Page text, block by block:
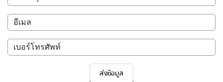
ส่งข้อมูล